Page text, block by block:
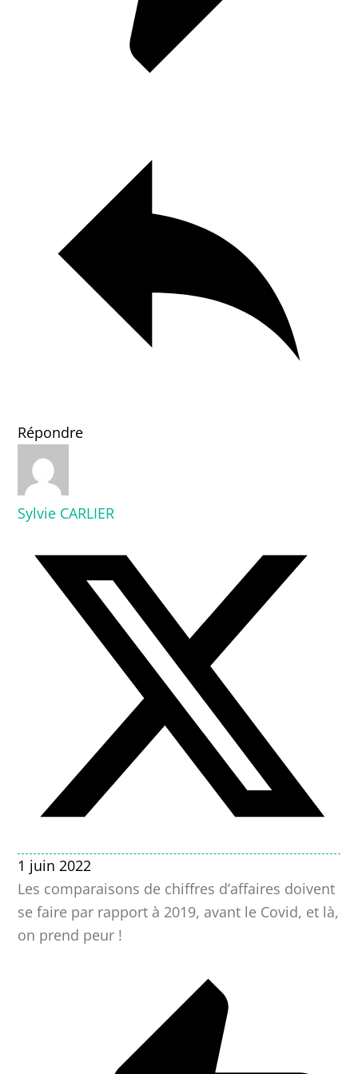
Répondre
Sylvie CARLIER
1 juin 2022
Les comparaisons de chiffres d’affaires doivent
se faire par rapport à 2019, avant le Covid, et là,
on prend peur !